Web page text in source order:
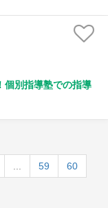
個別指導塾での指導
59 60